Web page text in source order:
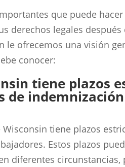
que puede
derechos legales después
le ofrecemos una visión
conocer:
tiene plazos
de
tiene plazos
Estos plazos
diferentes circunstancias,